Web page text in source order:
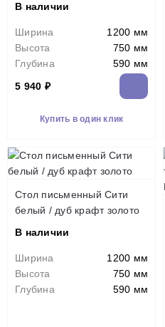
В наличии
Ширина
1200 мм
Высота
750 мм
Глубина
590 мм
5 940 ₽
Купить в один клик
Стол письменный Сити
белый / дуб крафт золото
В наличии
Ширина
1200 мм
Высота
750 мм
Глубина
590 мм